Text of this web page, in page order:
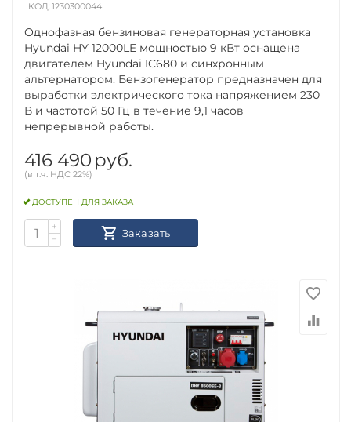
КОД:1230300044
Однофазная бензиновая генераторная установка
Hyundai HY 12000LE мощностью 9 кВт оснащена
двигателем Hyundai IC680 и синхронным
альтернатором. Бензогенератор предназначен для
выработки электрического тока напряжением 230
В и частотой 50 Гц в течение 9,1 часов
непрерывной работы.
416 490 руб.
(в т.ч. НДС 22%)
ДОСТУПЕН ДЛЯ ЗАКАЗА
+
−
Заказать